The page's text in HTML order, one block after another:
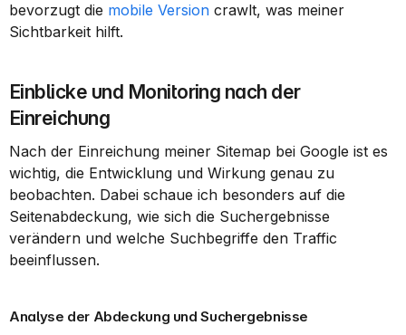
bevorzugt die mobile Version crawlt, was meiner
Sichtbarkeit hilft.
Einblicke und Monitoring nach der
Einreichung
Nach der Einreichung meiner Sitemap bei Google ist es
wichtig, die Entwicklung und Wirkung genau zu
beobachten. Dabei schaue ich besonders auf die
Seitenabdeckung, wie sich die Suchergebnisse
verändern und welche Suchbegriffe den Traffic
beeinflussen.
Analyse der Abdeckung und Suchergebnisse